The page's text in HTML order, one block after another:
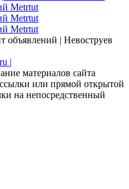
объявлений | Невоструев
|
материалов сайта
или прямой открытой
на непосредственный